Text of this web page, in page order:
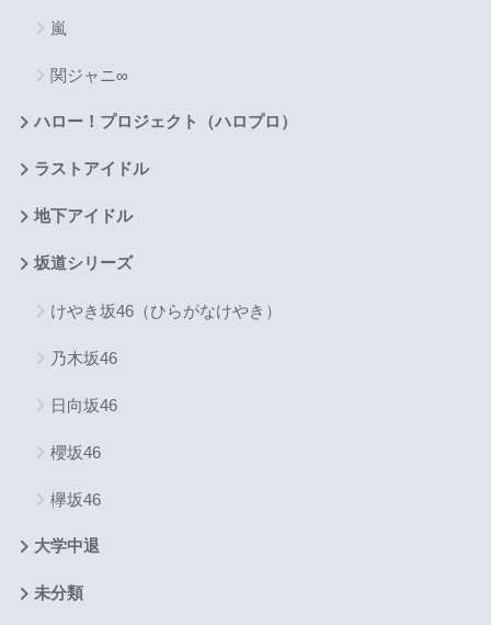
嵐
関ジャニ∞
ハロー！プロジェクト（ハロプロ）
ラストアイドル
地下アイドル
坂道シリーズ
けやき坂46（ひらがなけやき）
乃木坂46
日向坂46
櫻坂46
欅坂46
大学中退
未分類